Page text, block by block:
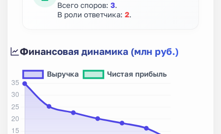
Всего споров: 3
В роли ответчика: 2
Финансовая динамика (млн руб.)